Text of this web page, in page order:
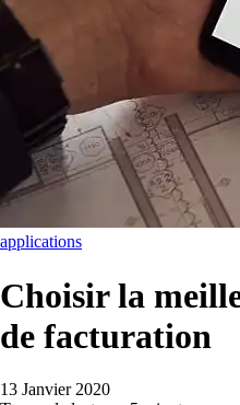
applications
Choisir la
de facturation
13 Janvier 2020